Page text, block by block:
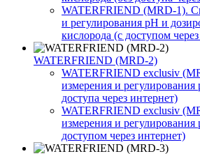
WATERFRIEND (MRD-1).
и регулирования pH и
кислорода (с доступом
WATERFRIEND (MRD-2)
WATERFRIEND exclusiv
измерения и регулирования
доступа через интернет)
WATERFRIEND exclusiv
измерения и регулирования
доступом через интернет)